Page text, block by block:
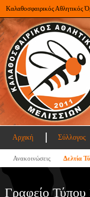
Καλαθοσφαιρικός Αθλητικός
Αρχική Σύλλογος
Ανακοινώσεις Δελτία
Γραφείο Τύπου